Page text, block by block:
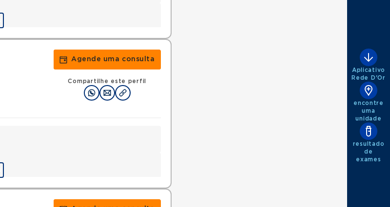
Agende uma consulta
Compartilhe este perfil
Aplicativo
Rede D'Or
encontre
uma
unidade
resultado
de
exames